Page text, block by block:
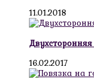
11.01.2018
16.02.2017